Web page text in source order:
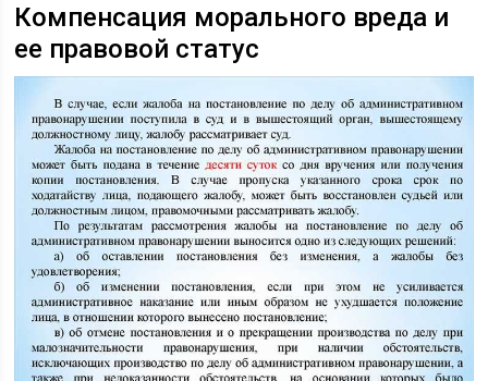
Компенсация морального вреда и
ее правовой статус